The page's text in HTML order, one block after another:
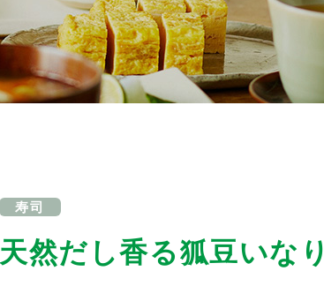
寿司
天然だし香る狐豆いなり